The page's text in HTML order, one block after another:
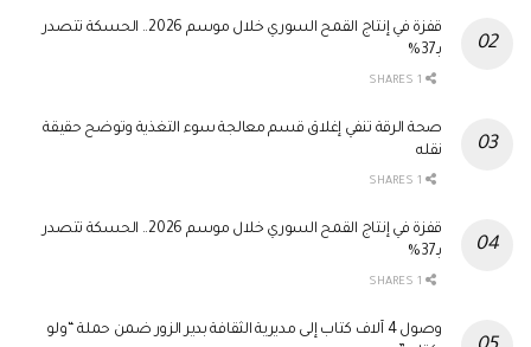
قفزة في إنتاج القمح السوري خلال موسم 2026.. الحسكة تتصدر
بـ37%
صحة الرقة تنفي إغلاق قسم معالجة سوء التغذية وتوضح حقيقة
نقله
قفزة في إنتاج القمح السوري خلال موسم 2026.. الحسكة تتصدر
بـ37%
وصول 4 آلاف كتاب إلى مديرية الثقافة بدير الزور ضمن حملة “ولو